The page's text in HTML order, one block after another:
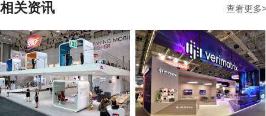
相关资讯 查看更多